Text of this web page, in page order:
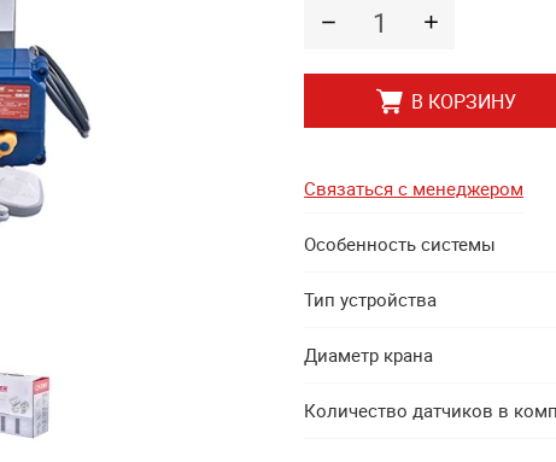
В КОРЗИНУ
Связаться с менеджером
Особенность системы
Тип устройства
Диаметр крана
Количество датчиков в